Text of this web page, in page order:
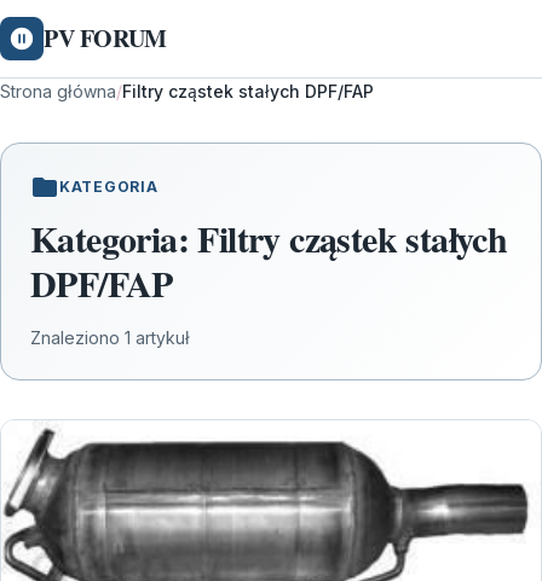
PV FORUM
Strona główna/Filtry cząstek stałych DPF/FAP
KATEGORIA
Kategoria:Filtry cząstek stałych
DPF/FAP
Znaleziono 1 artykuł